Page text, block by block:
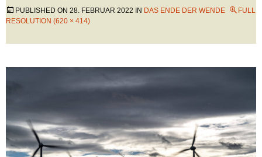
PUBLISHED ON 28. FEBRUAR 2022 IN DAS ENDE DER WENDE
FULL
RESOLUTION (620 × 414)